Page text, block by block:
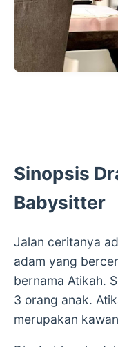
Sinopsis
Babysitter
Jalan ceritanya
adam yang
bernama Atikah.
3 orang anak.
merupakan